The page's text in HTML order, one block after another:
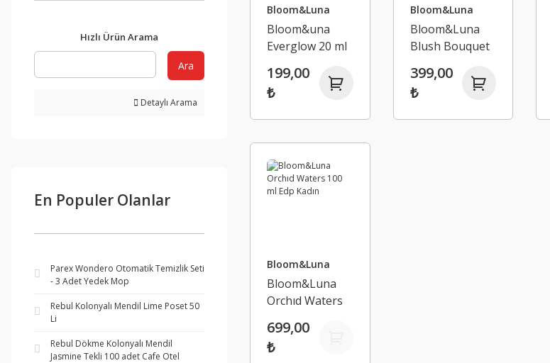
Hızlı Ürün Arama
Ara
Detaylı Arama
En Populer Olanlar
Parex Wondero Otomatik Temizlik Seti
- 3 Adet Yedek Mop
Rebul Kolonyalı Mendil Lime Poset 50
Li
Rebul Dökme Kolonyalı Mendil
Jasmine Tekli 100 adet Cafe Otel
Bloom&Luna
Bloom&una
Everglow 20 ml
199,00
₺
Bloom&Luna
Bloom&Luna
Blush Bouquet
Kadın
399,00
₺
Bloom&Luna
Bloom&Luna
Orchıd Waters
Kadın
699,00
₺